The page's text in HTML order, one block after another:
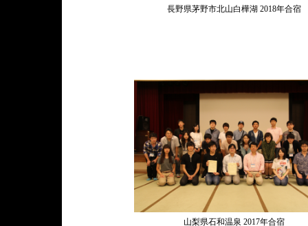
長野県茅野市北山白樺湖 2018年合宿
山梨県石和温泉 2017年合宿